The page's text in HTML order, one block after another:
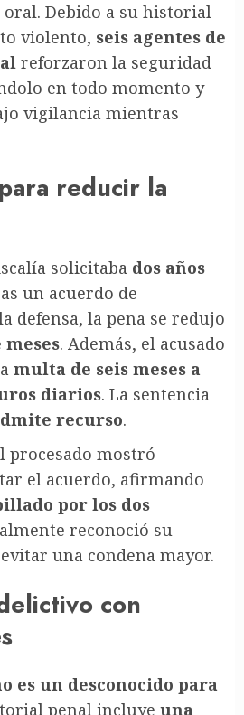
oral. Debido a su historial
violento, seis agentes de
reforzaron la seguridad
en todo momento y
vigilancia mientras
reducir la
solicitaba dos años
un acuerdo de
defensa, la pena se redujo
. Además, el acusado
multa de seis meses a
diarios. La sentencia
recurso.
procesado mostró
el acuerdo, afirmando
por los dos
reconoció su
una condena mayor.
con
es un desconocido para
penal incluye una